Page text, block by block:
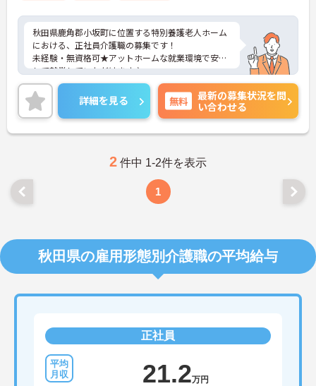
秋田県鹿角郡小坂町に位置する特別養護老人ホーム
における、正社員介護職の募集です！
未経験・無資格可★アットホームな就業環境で安心
して就業していただけます♪
ご興味ある方には、面接対策ポイントなど、さらに
詳細をお話しいたしますのでお気軽にご相談くださ
い。
詳細を見る 無料
最新の募集状況を問
い合わせる
2 件中 1-2件を表示
1
秋田県の雇用形態別介護職の平均給与
正社員
21.2万円